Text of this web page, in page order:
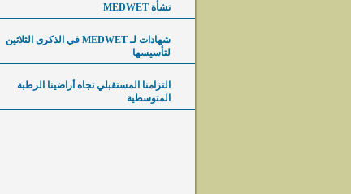
نشأة MEDWET
شهادات لـ MEDWET في الذكرى الثلاثين
لتأسيسها
التزامنا المستقبلي تجاه أراضينا الرطبة
المتوسطية